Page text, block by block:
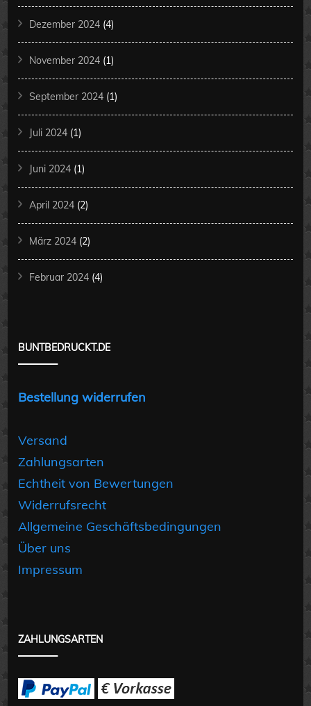
Dezember 2024 (4)
November 2024 (1)
September 2024 (1)
Juli 2024 (1)
Juni 2024 (1)
April 2024 (2)
März 2024 (2)
Februar 2024 (4)
BUNTBEDRUCKT.DE
Bestellung widerrufen
Versand
Zahlungsarten
Echtheit von Bewertungen
Widerrufsrecht
Allgemeine Geschäftsbedingungen
Über uns
Impressum
ZAHLUNGSARTEN